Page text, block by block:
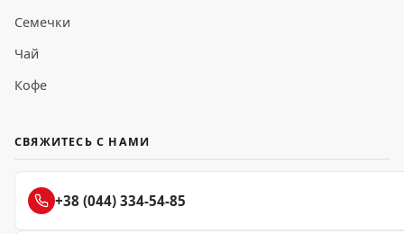
Семечки
Чай
Кофе
СВЯЖИТЕСЬ С НАМИ
+38 (044) 334-54-85